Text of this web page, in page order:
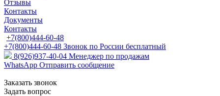
Отзывы
Контакты
Документы
Контакты
+7(800)444-60-48
+7(800)444-60-48 Звонок по России бесплатный
8(926)937-40-04 Менеджер по продажам
WhatsApp Отправить сообщение
Заказать звонок
Задать вопрос